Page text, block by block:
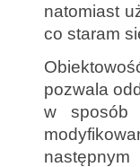
natomiast
co staram
pozwala
w sposób